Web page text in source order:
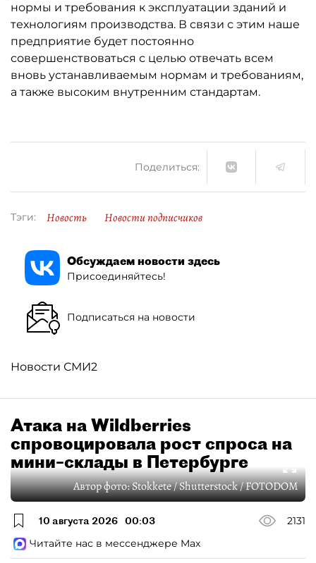
нормы и требования к эксплуатации зданий и
технологиям производства. В связи с этим наше
предприятие будет постоянно
совершенствоваться с целью отвечать всем
вновь устанавливаемым нормам и требованиям,
а также высоким внутренним стандартам.
Поделиться:
Тэги: Новость Новости подписчиков
Обсуждаем новости здесь
Присоединяйтесь!
Подписаться на новости
Новости СМИ2
Атака на Wildberries
спровоцировала рост спроса на
мини–склады в Петербурге
Автор фото:Stokkete / Shutterstock / FOTODOM
10 августа 2026 00:03
2131
Читайте нас в мессенджере Max